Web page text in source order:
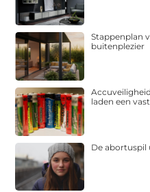
Stappenplan
buitenplezier
laden een
De abortuspil